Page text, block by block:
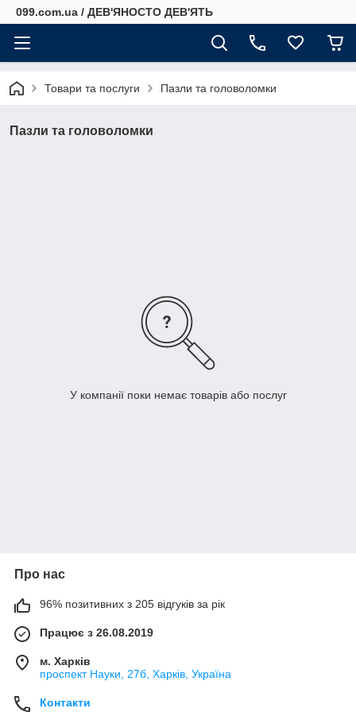
099.com.ua / ДЕВ'ЯНОСТО ДЕВ'ЯТЬ
Товари та послуги Пазли та головоломки
Пазли та головоломки
У компанії поки немає товарів або послуг
Про нас
96% позитивних з 205 відгуків за рік
Працює з 26.08.2019
м. Харків
проспект Науки, 27б, Харків, Україна
Контакти